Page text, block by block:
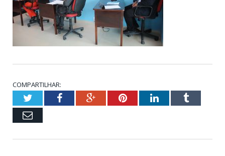
COMPARTILHAR:
TwitterFacebookGoogle+PinterestLinkedInTumblr
Email